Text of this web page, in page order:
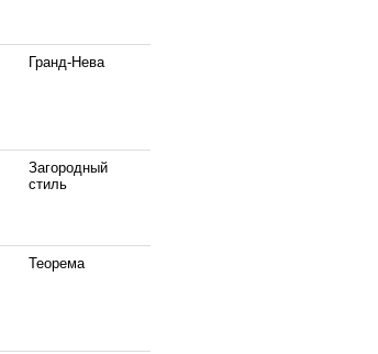
Гранд-Нева
Загородный
стиль
Теорема